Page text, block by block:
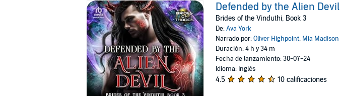
Defended by the Alien Devil
Brides of the Vinduthi, Book 3
De:Ava York
Narrado por:Oliver Highpoint, Mia Madison
Duración: 4 h y 34 m
Fecha de lanzamiento: 30-07-24
Idioma: Inglés
4.5 10 calificaciones